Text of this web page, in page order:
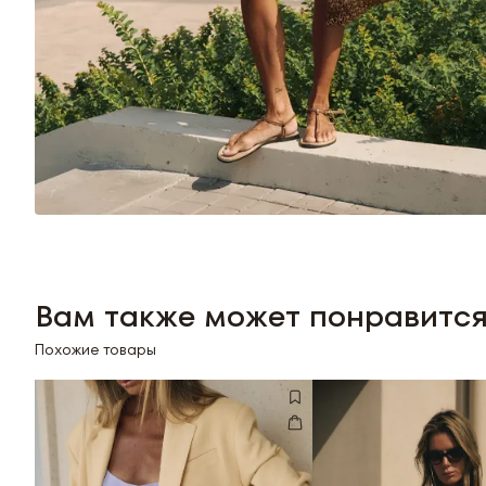
Вам также может
Похожие товары